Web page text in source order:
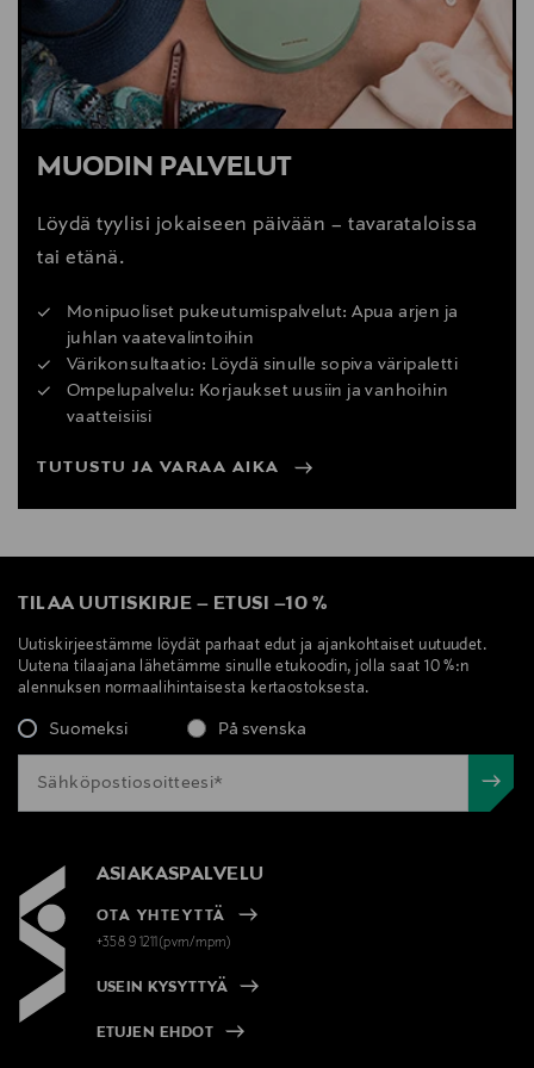
MUODIN PALVELUT
Löydä tyylisi jokaiseen päivään – tavarataloissa
tai etänä.
Monipuoliset pukeutumispalvelut: Apua arjen ja
juhlan vaatevalintoihin
Värikonsultaatio: Löydä sinulle sopiva väripaletti
Ompelupalvelu: Korjaukset uusiin ja vanhoihin
vaatteisiisi
TUTUSTU JA VARAA AIKA
TILAA UUTISKIRJE – ETUSI –10 %
Uutiskirjeestämme löydät parhaat edut ja ajankohtaiset uutuudet.
Uutena tilaajana lähetämme sinulle etukoodin, jolla saat 10 %:n
alennuksen normaalihintaisesta kertaostoksesta.
Suomeksi På svenska
ASIAKASPALVELU
OTA YHTEYTTÄ
+358 9 1211(pvm/mpm)
USEIN KYSYTTYÄ
ETUJEN EHDOT